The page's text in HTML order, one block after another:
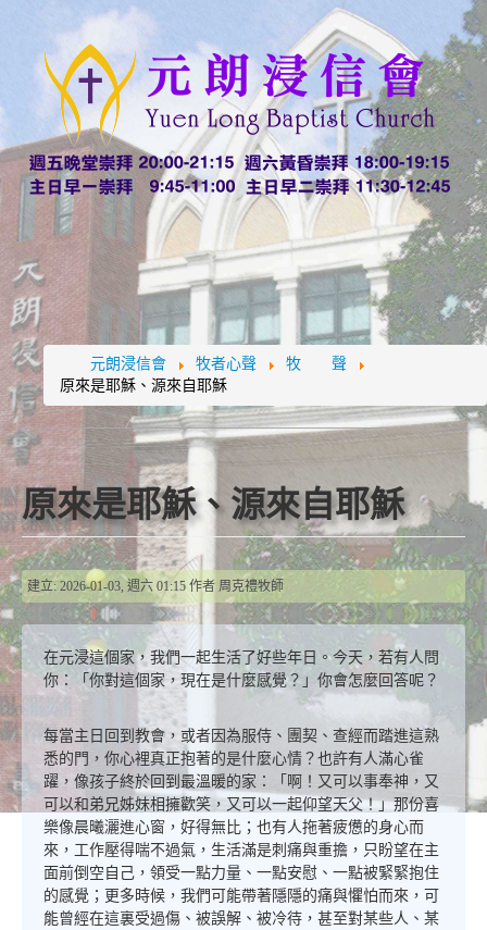
元朗浸信會 牧者心聲
牧 聲
原來是耶穌、源來自耶穌
原來是耶穌、源來自耶穌
建立: 2026-01-03, 週六 01:15 作者 周克禮牧師
在元浸這個家，我們一起生活了好些年日。今天，若有人問
你：「你對這個家，現在是什麼感覺？」你會怎麼回答呢？
每當主日回到教會，或者因為服侍、團契、查經而踏進這熟
悉的門，你心裡真正抱著的是什麼心情？也許有人滿心雀
躍，像孩子終於回到最溫暖的家：「啊！又可以事奉神，又
可以和弟兄姊妹相擁歡笑，又可以一起仰望天父！」那份喜
樂像晨曦灑進心窗，好得無比；也有人拖著疲憊的身心而
來，工作壓得喘不過氣，生活滿是刺痛與重擔，只盼望在主
面前倒空自己，領受一點力量、一點安慰、一點被緊緊抱住
的感覺；更多時候，我們可能帶著隱隱的痛與懼怕而來，可
能曾經在這裏受過傷、被誤解、被冷待，甚至對某些人、某